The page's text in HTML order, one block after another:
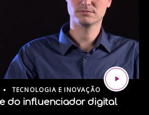
TECNOLOGIA E INOVAÇÃO
do influenciador digital